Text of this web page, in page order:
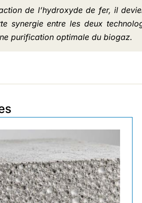
de l’hydroxyde de fer, il
synergie entre les deux
purification optimale du biogaz.